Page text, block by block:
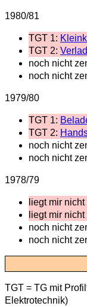
1980/81
TGT 1:
TGT 2:
noch nicht
noch nicht
1979/80
TGT 1:
TGT 2:
noch nicht
noch nicht
1978/79
liegt mir nicht
liegt mir nicht
noch nicht
noch nicht
TGT = TG mit
Elektrotechnik)